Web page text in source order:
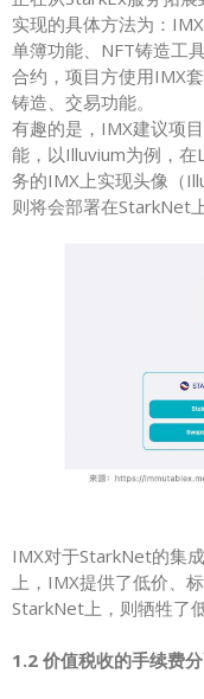
实现的具体方法为：
单簿功能、NFT铸造工
合约，项目方使用IMX
铸造、交易功能。
有趣的是，IMX建议项
能，以Illuvium为例，
务的IMX上实现头像（
则将会部署在StarkNet
IMX对于StarkNet的集
上，IMX提供了低价、
StarkNet上，则牺牲了
1.2 价值税收的手续费